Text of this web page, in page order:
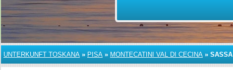
UNTERKUNFT TOSKANA » PISA » MONTECATINI VAL DI CECINA » SASSA